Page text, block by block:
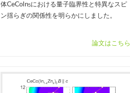
体CeCoIn5における量子臨界性と特異なスピ
ン揺らぎの関係性を明らかにしました。
論文はこちら